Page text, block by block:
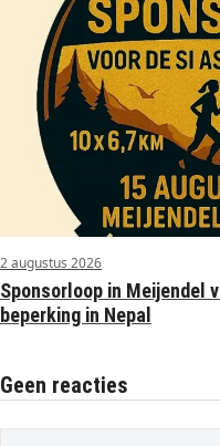
2 augustus 2026
Sponsorloop in Meijendel
beperking in Nepal
Geen reacties